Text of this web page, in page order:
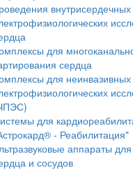
внутрисердечных
для
сердца
для неинвазивных
для
- Реабилитация"
аппараты
и сосудов